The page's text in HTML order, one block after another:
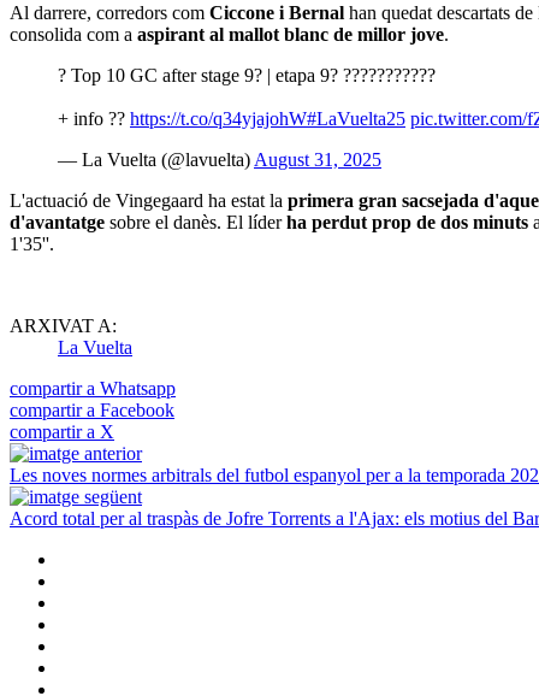
Al darrere, corredors com Ciccone i Bernal han quedat descartats
consolida com a aspirant al mallot blanc de millor jove.
? Top 10 GC after stage 9? | etapa 9? ???????????
+ info ?? https://t.co/q34yjajohW#LaVuelta25 pic.twitter.com/
— La Vuelta (@lavuelta) August 31, 2025
L'actuació de Vingegaard ha estat la primera gran sacsejada
d'avantatge sobre el danès. El líderha perdut prop de dos minuts
1'35''.
ARXIVAT A:
La Vuelta
compartir a Whatsapp
compartir a Facebook
compartir a X
Les noves normes arbitrals del futbol espanyol per a la temporada
Acord total per al traspàs de Jofre Torrents a l'Ajax: els motius del